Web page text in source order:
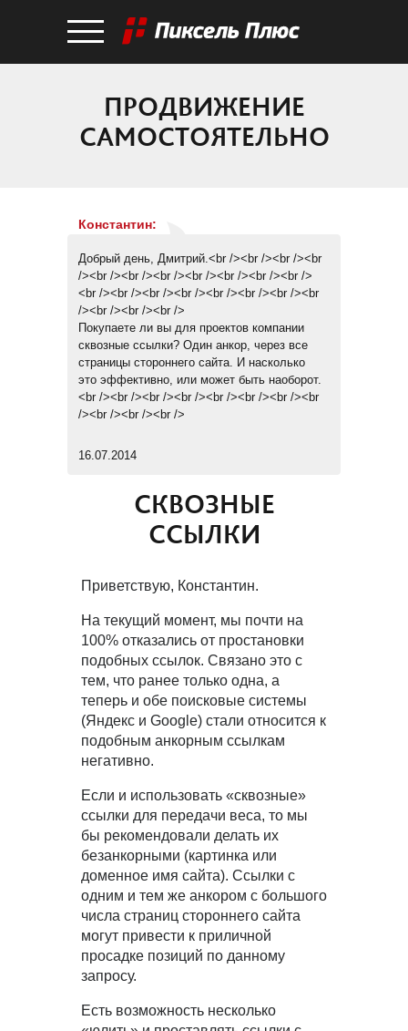
ПРОДВИЖЕНИЕ
САМОСТОЯТЕЛЬНО
Константин:
Добрый день, Дмитрий.<br /><br /><br /><br
/><br /><br /><br /><br /><br /><br /><br />
<br /><br /><br /><br /><br /><br /><br /><br
/><br /><br /><br />
Покупаете ли вы для проектов компании
сквозные ссылки? Один анкор, через все
страницы стороннего сайта. И насколько
это эффективно, или может быть наоборот.
<br /><br /><br /><br /><br /><br /><br /><br
/><br /><br /><br />
16.07.2014
СКВОЗНЫЕ
ССЫЛКИ
Приветствую, Константин.
На текущий момент, мы почти на
100% отказались от простановки
подобных ссылок. Связано это с
тем, что ранее только одна, а
теперь и обе поисковые системы
(Яндекс и Google) стали относится к
подобным анкорным ссылкам
негативно.
Если и использовать «сквозные»
ссылки для передачи веса, то мы
бы рекомендовали делать их
безанкорными (картинка или
доменное имя сайта). Ссылки с
одним и тем же анкором с большого
числа страниц стороннего сайта
могут привести к приличной
просадке позиций по данному
запросу.
Есть возможность несколько